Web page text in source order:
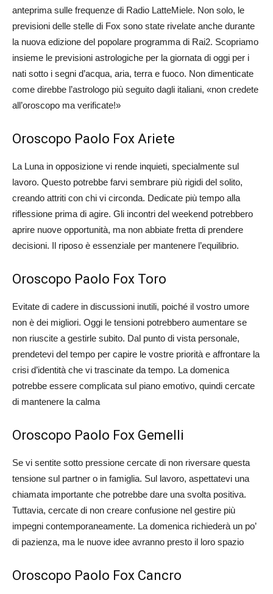
anteprima sulle frequenze di Radio LatteMiele. Non solo, le
previsioni delle stelle di Fox sono state rivelate anche durante
la nuova edizione del popolare programma di Rai2. Scopriamo
insieme le previsioni astrologiche per la giornata di oggi per i
nati sotto i segni d’acqua, aria, terra e fuoco. Non dimenticate
come direbbe l’astrologo più seguito dagli italiani, «non credete
all’oroscopo ma verificate!»
Oroscopo Paolo Fox Ariete
La Luna in opposizione vi rende inquieti, specialmente sul
lavoro. Questo potrebbe farvi sembrare più rigidi del solito,
creando attriti con chi vi circonda. Dedicate più tempo alla
riflessione prima di agire. Gli incontri del weekend potrebbero
aprire nuove opportunità, ma non abbiate fretta di prendere
decisioni. Il riposo è essenziale per mantenere l’equilibrio.
Oroscopo Paolo Fox Toro
Evitate di cadere in discussioni inutili, poiché il vostro umore
non è dei migliori. Oggi le tensioni potrebbero aumentare se
non riuscite a gestirle subito. Dal punto di vista personale,
prendetevi del tempo per capire le vostre priorità e affrontare la
crisi d’identità che vi trascinate da tempo. La domenica
potrebbe essere complicata sul piano emotivo, quindi cercate
di mantenere la calma​
Oroscopo Paolo Fox Gemelli
Se vi sentite sotto pressione cercate di non riversare questa
tensione sul partner o in famiglia. Sul lavoro, aspettatevi una
chiamata importante che potrebbe dare una svolta positiva.
Tuttavia, cercate di non creare confusione nel gestire più
impegni contemporaneamente. La domenica richiederà un po’
di pazienza, ma le nuove idee avranno presto il loro spazio​
Oroscopo Paolo Fox Cancro